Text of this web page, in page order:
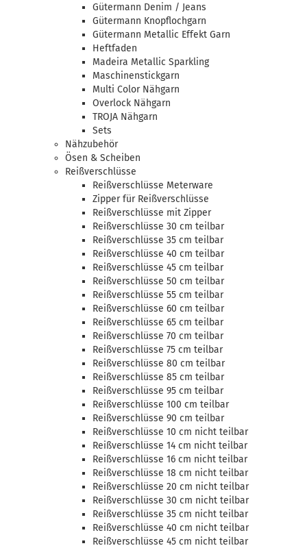
Gütermann Denim / Jeans
Gütermann Knopflochgarn
Gütermann Metallic Effekt Garn
Heftfaden
Madeira Metallic Sparkling
Maschinenstickgarn
Multi Color Nähgarn
Overlock Nähgarn
TROJA Nähgarn
Sets
Nähzubehör
Ösen & Scheiben
Reißverschlüsse
Reißverschlüsse Meterware
Zipper für Reißverschlüsse
Reißverschlüsse mit Zipper
Reißverschlüsse 30 cm teilbar
Reißverschlüsse 35 cm teilbar
Reißverschlüsse 40 cm teilbar
Reißverschlüsse 45 cm teilbar
Reißverschlüsse 50 cm teilbar
Reißverschlüsse 55 cm teilbar
Reißverschlüsse 60 cm teilbar
Reißverschlüsse 65 cm teilbar
Reißverschlüsse 70 cm teilbar
Reißverschlüsse 75 cm teilbar
Reißverschlüsse 80 cm teilbar
Reißverschlüsse 85 cm teilbar
Reißverschlüsse 95 cm teilbar
Reißverschlüsse 100 cm teilbar
Reißverschlüsse 90 cm teilbar
Reißverschlüsse 10 cm nicht teilbar
Reißverschlüsse 14 cm nicht teilbar
Reißverschlüsse 16 cm nicht teilbar
Reißverschlüsse 18 cm nicht teilbar
Reißverschlüsse 20 cm nicht teilbar
Reißverschlüsse 30 cm nicht teilbar
Reißverschlüsse 35 cm nicht teilbar
Reißverschlüsse 40 cm nicht teilbar
Reißverschlüsse 45 cm nicht teilbar